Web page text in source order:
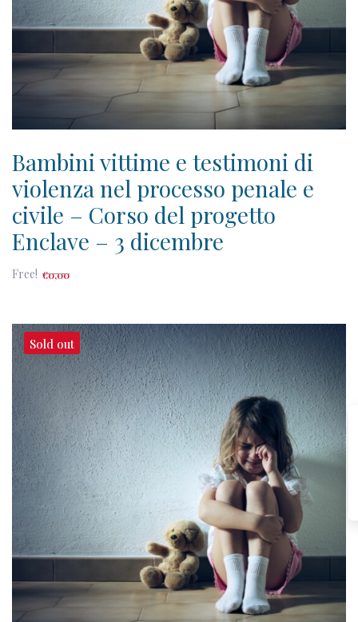
Bambini vittime e testimoni di
violenza nel processo penale e
civile – Corso del progetto
Enclave – 3 dicembre
Free! €0,00
Sold out